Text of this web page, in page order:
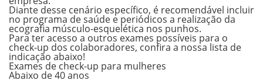
Diante desse cenário específico, é recomendável incluir
no programa de saúde e periódicos a realização da
ecografia músculo-esquelética nos punhos.
Para ter acesso a outros exames possíveis para o
check-up dos colaboradores, confira a nossa lista de
indicação abaixo!
Exames de check-up para mulheres
Abaixo de 40 anos